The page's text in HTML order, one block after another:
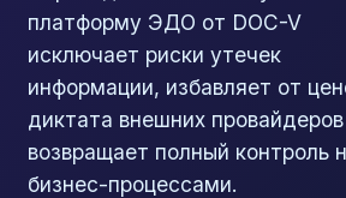
платформу ЭДО от DOC-V
исключает риски утечек
информации, избавляет от
диктата внешних
возвращает полный контроль
бизнес-процессами.